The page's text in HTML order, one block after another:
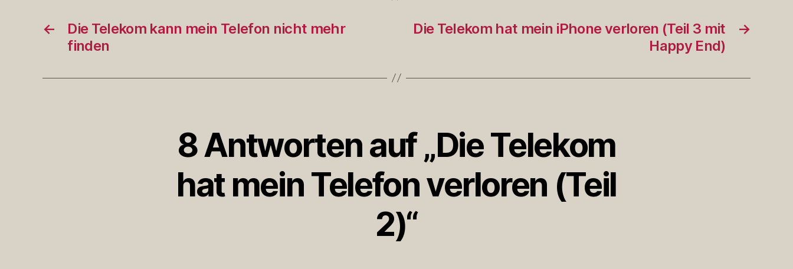
←
Die Telekom kann mein Telefon nicht mehr
finden
→
Die Telekom hat mein iPhone verloren (Teil 3 mit
Happy End)
8 Antworten auf „Die Telekom
hat mein Telefon verloren (Teil
2)“